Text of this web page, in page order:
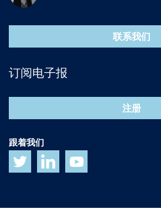
联系我们
订阅电子报
注册
跟着我们